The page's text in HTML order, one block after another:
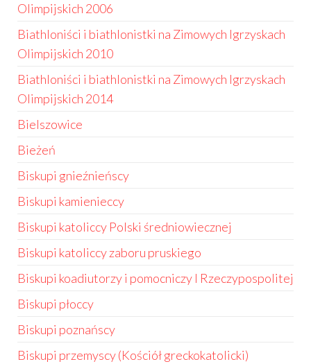
Olimpijskich 2006
Biathloniści i biathlonistki na Zimowych Igrzyskach
Olimpijskich 2010
Biathloniści i biathlonistki na Zimowych Igrzyskach
Olimpijskich 2014
Bielszowice
Bieżeń
Biskupi gnieźnieńscy
Biskupi kamienieccy
Biskupi katoliccy Polski średniowiecznej
Biskupi katoliccy zaboru pruskiego
Biskupi koadiutorzy i pomocniczy I Rzeczypospolitej
Biskupi płoccy
Biskupi poznańscy
Biskupi przemyscy (Kościół greckokatolicki)